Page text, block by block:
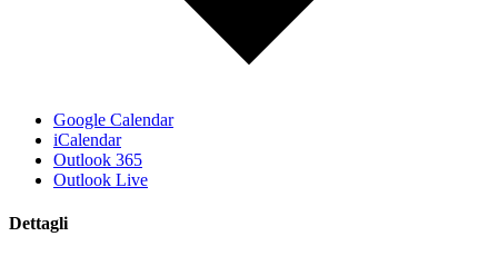
Google Calendar
iCalendar
Outlook 365
Outlook Live
Dettagli